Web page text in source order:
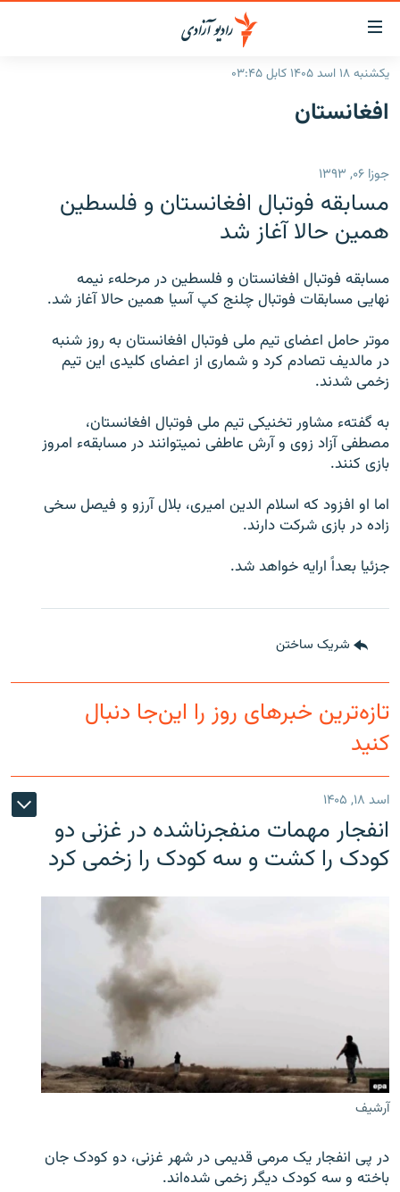
لینک‌های
قابل
دسترسی
بازگشت
بازگشت
منوی
اصلی
به
صفحه
صفحه نخست
گزارش‌ها
منطقه
افغانستان
جدول نشرات
مصاحبه‌ها
مجموعه تصویری
بحران مهاجرت
'کووید-۱۹'
تماس
صفحه پشتو
Azadi English
یکشنبه ۱۸ اسد ۱۴۰۵ کابل ۰۳:۴۵
افغانستان
جوزا ۰۶, ۱۳۹۳
مسابقه فوتبال افغانستان و فلسطین
همین حالا آغاز شد
مسابقه فوتبال افغانستان و فلسطین در مرحلهء نیمه
نهایی مسابقات فوتبال چلنج کپ آسیا همین حالا آغاز شد.
موتر حامل اعضای تیم ملی فوتبال افغانستان به روز شنبه
در مالدیف تصادم کرد و شماری از اعضای کلیدی این تیم
زخمی شدند.
به گفتهء مشاور تخنیکی تیم ملی فوتبال افغانستان،
مصطفی آزاد زوی و آرش عاطفی نمیتوانند در مسابقهء امروز
بازی کنند.
اما او افزود که اسلام الدین امیری، بلال آرزو و فیصل سخی
زاده در بازی شرکت دارند.
جزئیا بعداً ارایه خواهد شد.
شریک ساختن
تازه‌ترین خبرهای روز را این‌جا دنبال
کنید
اسد ۱۸, ۱۴۰۵
انفجار مهمات منفجرناشده در غزنی دو
کودک را کشت و سه کودک را زخمی کرد
آرشیف
در پی انفجار یک مرمی قدیمی در شهر غزنی، دو کودک جان
باخته و سه کودک دیگر زخمی شده‌اند.